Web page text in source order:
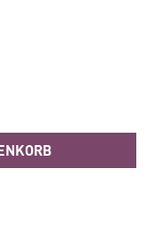
Wert ein